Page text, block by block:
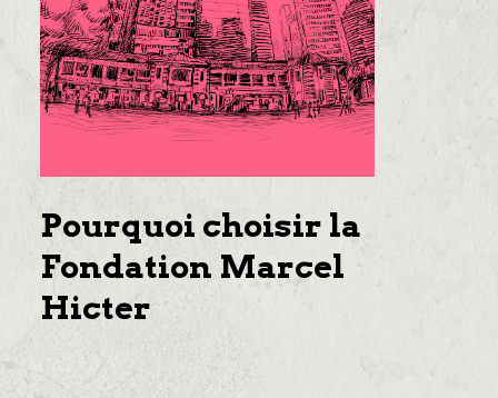
Pourquoi choisir la
Fondation Marcel
Hicter